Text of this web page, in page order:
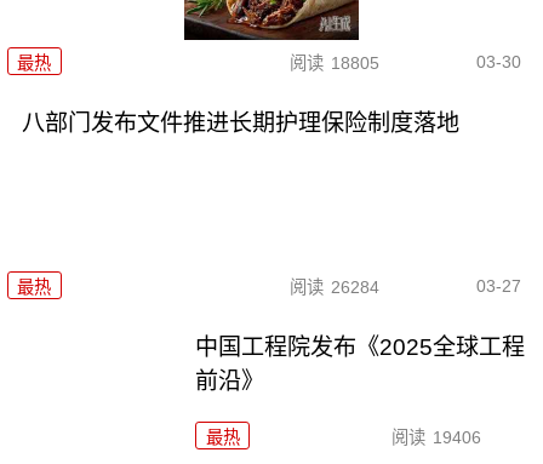
最热 阅读 18805 03-30
八部门发布文件推进长期护理保险制度落地
最热 阅读 26284 03-27
中国工程院发布《2025全球工程
前沿》
最热 阅读 19406